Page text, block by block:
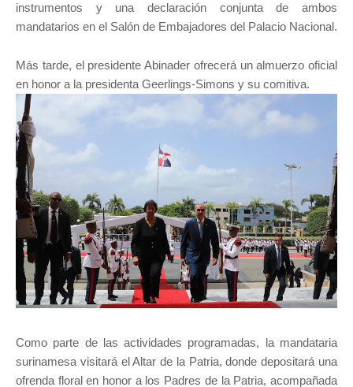
instrumentos y una declaración conjunta de ambos
mandatarios en el Salón de Embajadores del Palacio Nacional.
Más tarde, el presidente Abinader ofrecerá un almuerzo oficial
en honor a la presidenta Geerlings-Simons y su comitiva.
Como parte de las actividades programadas, la mandataria
surinamesa visitará el Altar de la Patria, donde depositará una
ofrenda floral en honor a los Padres de la Patria, acompañada